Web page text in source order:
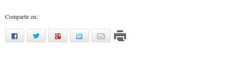
facebook twitter google linkedin
Compartir en: